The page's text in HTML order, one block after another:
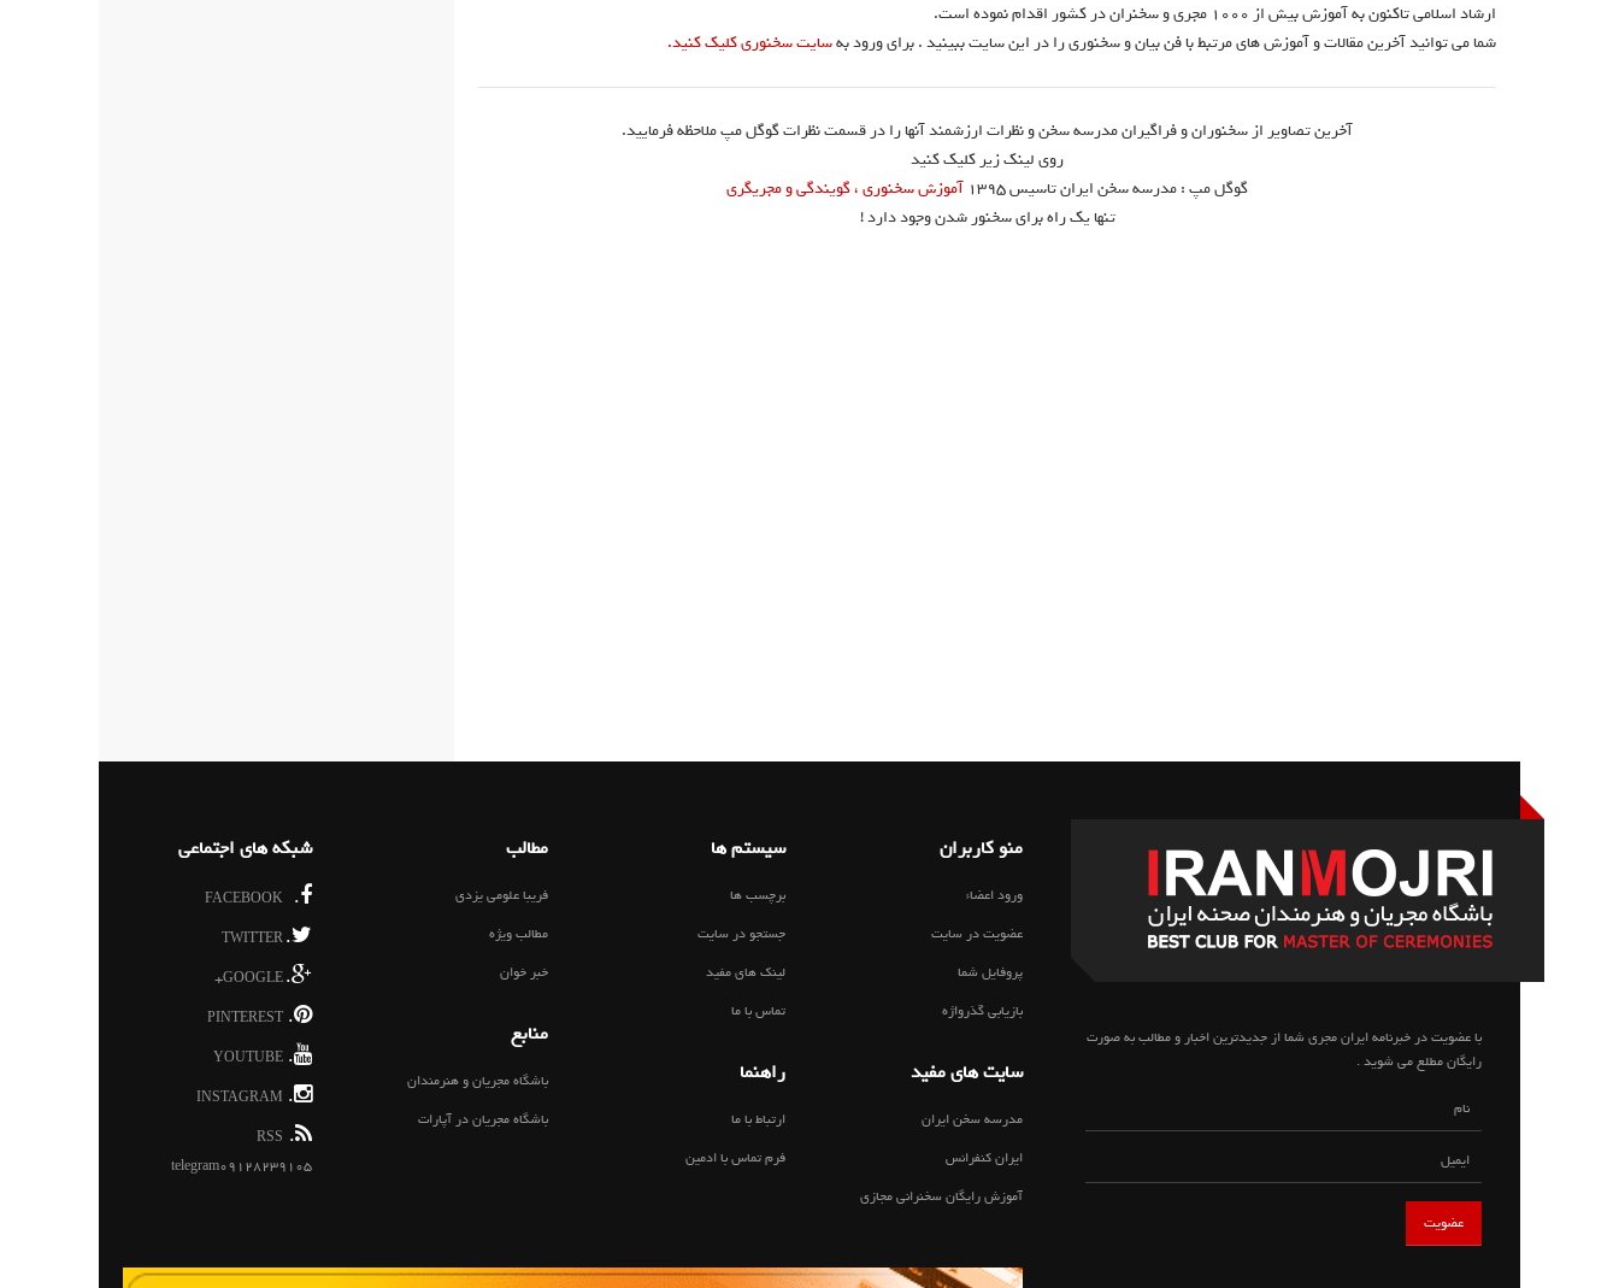
ارشاد اسلامی تاکنون به آموزش بیش از ۱۰۰۰ مجری و سخنران در کشور اقدام نموده است.
شما می توانید آخرین مقالات و آموزش های مرتبط با فن بیان و سخنوری را در این سایت ببینید . برای ورود بهسایت سخنوری کلیک کنید.
آخرین تصاویر از سخنوران و فراگیران مدرسه سخن و نظرات ارزشمند آنها را در قسمت نظرات گوگل مپ ملاحظه فرمایید.
روی لینک زیر کلیک کنید
گوگل مپ : مدرسه سخن ایران تاسیس ۱۳۹۵
آموزش سخنوری ، گویندگی و مجریگری
تنها یک راه برای سخنور شدن وجود دارد !
با عضویت در خبرنامه ایران مجری شما از جدیدترین اخبار و مطالب به صورت
رایگان مطلع می شوید .
منو کاربران
ورود اعضاء
عضویت در سایت
پروفایل شما
بازیابی گذرواژه
سایت های مفید
مدرسه سخن ایران
ایران کنفرانس
آموزش رایگان سخنرانی مجازی
سیستم ها
برچسب ها
جستجو در سایت
لینک های مفید
تماس با ما
راهنما
ارتباط با ما
فرم تماس با ادمین
مطالب
فریبا علومی یزدی
مطالب ویژه
خبر خوان
منابع
باشگاه مجریان و هنرمندان
باشگاه مجریان در آپارات
شبکه های اجتماعی
.
FACEBOOK
.
TWITTER
.
GOOGLE+
.
PINTEREST
.
YOUTUBE
.
INSTAGRAM
.
RSS
telegram09128239105